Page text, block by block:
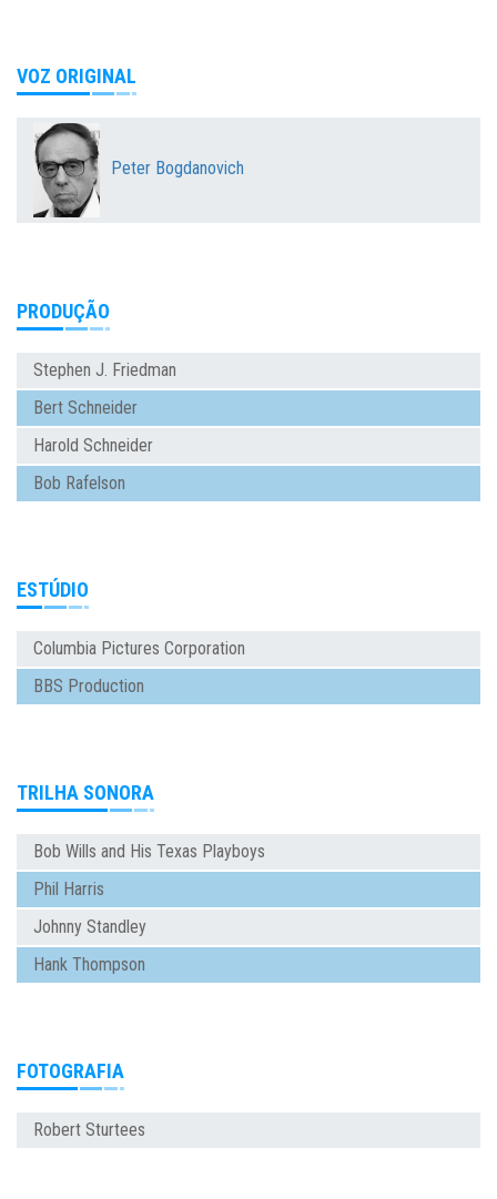
VOZ ORIGINAL
Peter Bogdanovich
PRODUÇÃO
Stephen J. Friedman
Bert Schneider
Harold Schneider
Bob Rafelson
ESTÚDIO
Columbia Pictures Corporation
BBS Production
TRILHA SONORA
Bob Wills and His Texas Playboys
Phil Harris
Johnny Standley
Hank Thompson
FOTOGRAFIA
Robert Sturtees